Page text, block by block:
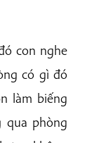
con nghe
có gì đó
làm biếng
qua phòng